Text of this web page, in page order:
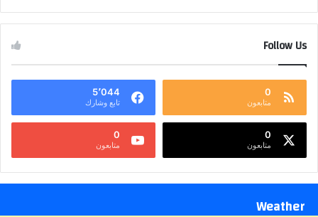
Follow Us
0
متابعون
5٬044
تابع وشارك
0
متابعون
0
متابعون
Weather